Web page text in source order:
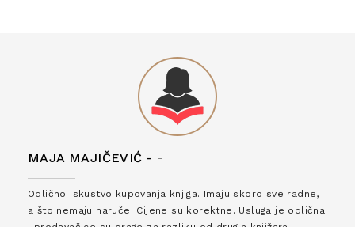
MAJA MAJIČEVIĆ - -
Odlično iskustvo kupovanja knjiga. Imaju skoro sve radne,
a što nemaju naruče. Cijene su korektne. Usluga je odlična